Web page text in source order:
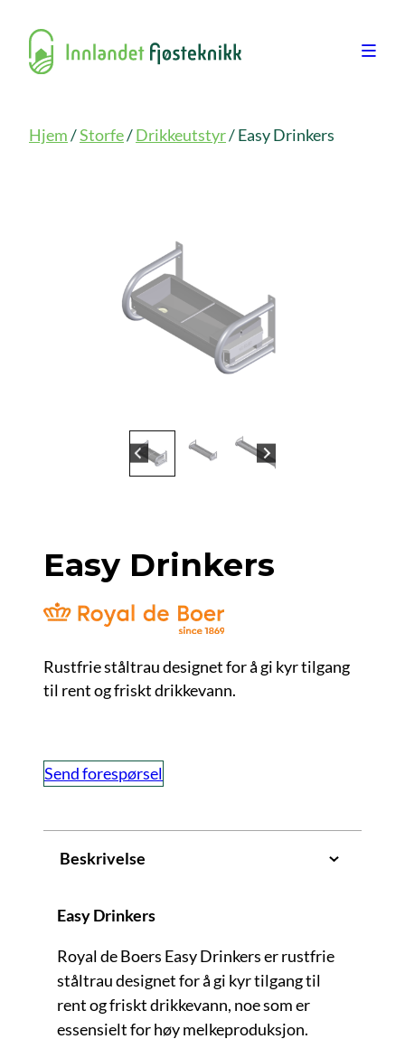
Hjem/Storfe/Drikkeutstyr/ Easy Drinkers
Easy Drinkers
Rustfrie ståltrau designet for å gi kyr tilgang
til rent og friskt drikkevann.
Send forespørsel
Beskrivelse
Easy Drinkers
Royal de Boers Easy Drinkers er rustfrie
ståltrau designet for å gi kyr tilgang til
rent og friskt drikkevann, noe som er
essensielt for høy melkeproduksjon.